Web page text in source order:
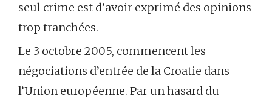
seul crime est d’avoir exprimé des opinions
trop tranchées.
Le 3 octobre 2005, commencent les
négociations d’entrée de la Croatie dans
l’Union européenne. Par un hasard du